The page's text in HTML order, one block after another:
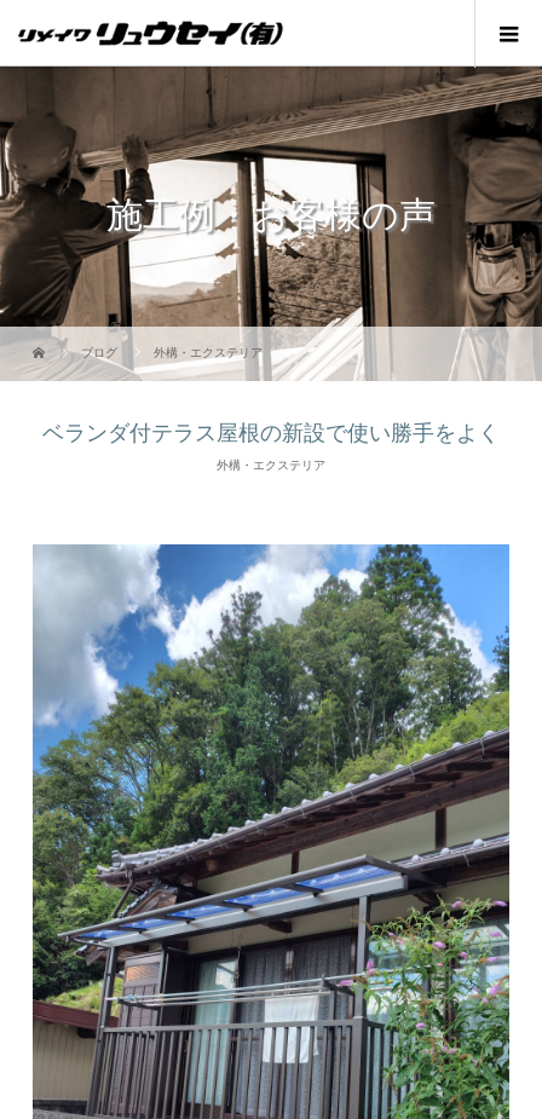
施工例・お客様の声
ブログ 外構・エクステリア
ベランダ付テラス屋根の新設で使い勝手をよく
外構・エクステリア